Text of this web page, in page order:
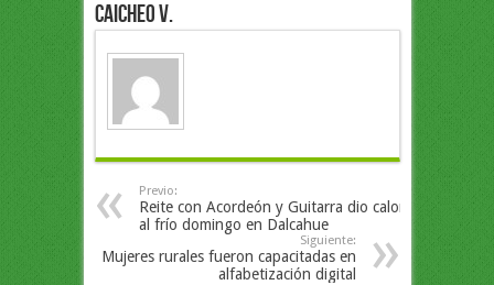
Caicheo V.
Previo:
Reite con Acordeón y Guitarra dio calor
al frío domingo en Dalcahue
Siguiente:
Mujeres rurales fueron capacitadas en
alfabetización digital